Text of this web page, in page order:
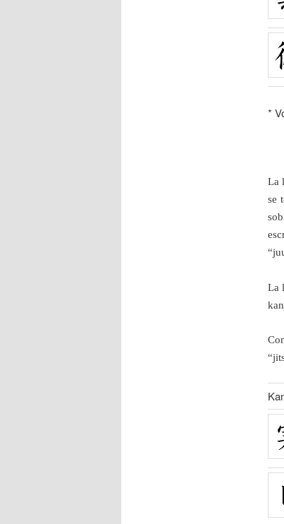
*
La
se
La